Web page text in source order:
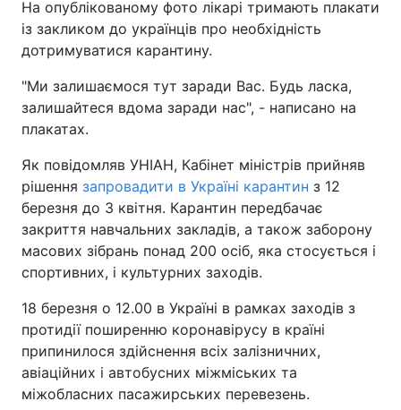
На опублікованому фото лікарі тримають плакати
із закликом до українців про необхідність
дотримуватися карантину.
"Ми залишаємося тут заради Вас. Будь ласка,
залишайтеся вдома заради нас", - написано на
плакатах.
Як повідомляв УНІАН, Кабінет міністрів прийняв
рішення запровадити в Україні карантин з 12
березня до 3 квітня. Карантин передбачає
закриття навчальних закладів, а також заборону
масових зібрань понад 200 осіб, яка стосується і
спортивних, і культурних заходів.
18 березня о 12.00 в Україні в рамках заходів з
протидії поширенню коронавірусу в країні
припинилося здійснення всіх залізничних,
авіаційних і автобусних міжміських та
міжобласних пасажирських перевезень.